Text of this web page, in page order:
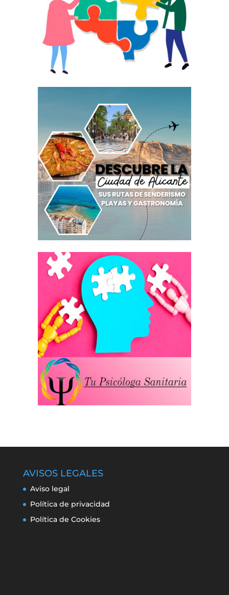
AVISOS LEGALES
Aviso legal
Política de privacidad
Política de Cookies